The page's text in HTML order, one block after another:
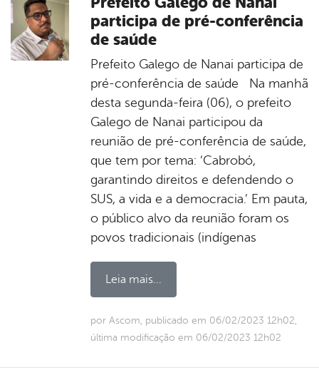
participa de pré-conferência
de saúde
Prefeito Galego de Nanai participa de
pré-conferência de saúde Na manhã
desta segunda-feira (06), o prefeito
Galego de Nanai participou da
reunião de pré-conferência de saúde,
que tem por tema: ‘Cabrobó,
garantindo direitos e defendendo o
SUS, a vida e a democracia.’ Em pauta,
o público alvo da reunião foram os
povos tradicionais (indígenas
Leia mais...
por Ascom, publicado em 06/02/2023 12h02,
última modificação em 06/02/2023 12h02